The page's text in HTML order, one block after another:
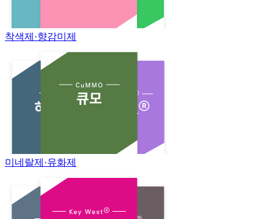
착색제·향감미제
미네랄제·유화제